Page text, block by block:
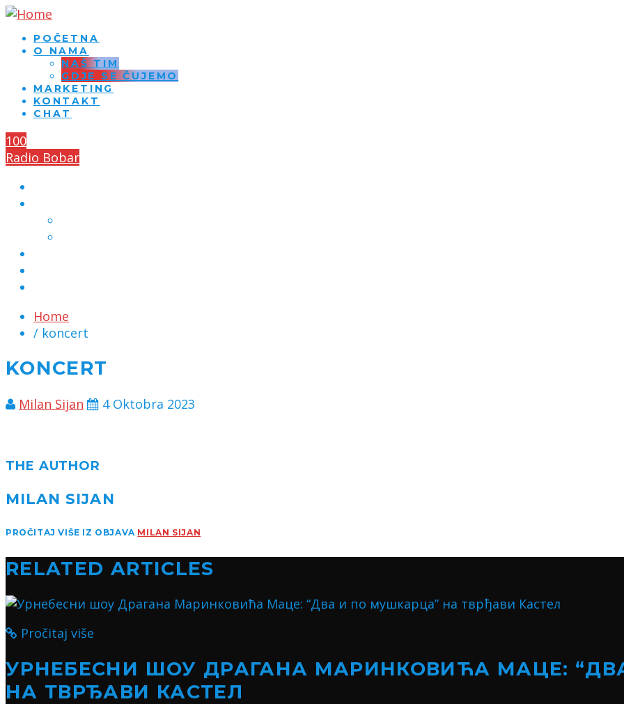
POČETNA
O NAMA
NAŠ TIM
GDJE SE ČUJEMO
MARKETING
KONTAKT
CHAT
100
Radio Bobar
Home
/ koncert
KONCERT
Milan Sijan 4 Oktobra 2023
THE AUTHOR
MILAN SIJAN
PROČITAJ VIŠE IZ OBJAVA MILAN SIJAN
RELATED ARTICLES
Pročitaj više
УРНЕБЕСНИ ШОУ ДРАГАНА МАРИНКОВИЋА МАЦЕ:
НА ТВРЂАВИ КАСТЕЛ